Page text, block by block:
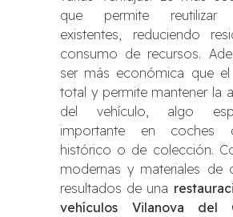
que permite reutilizar
existentes, reduciendo
consumo de recursos.
ser más económica que el
total y permite mantener la
del vehículo, algo
importante en coches
histórico o de colección.
modernas y materiales de
resultados de una
vehículos Vilanova del